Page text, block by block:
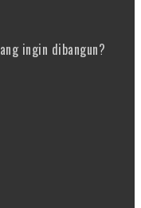
ingin dibangun?